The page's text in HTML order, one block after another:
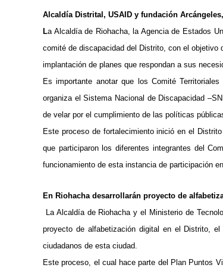
Alcaldía Distrital, USAID y fundación
La Alcaldía de Riohacha, la Agencia de Estados
comité de discapacidad del Distrito, con el objetivo
implantación de planes que respondan a sus
Es importante anotar que los Comité
organiza el Sistema Nacional de Discapacidad
de velar por el cumplimiento de las políticas
Este proceso de fortalecimiento inició en el
que participaron los diferentes integrantes del
funcionamiento de esta instancia de participación
En Riohacha desarrollarán proyecto de
La Alcaldía de Riohacha y el Ministerio de
proyecto de alfabetización digital en el Distrito,
ciudadanos de esta ciudad.
Este proceso, el cual hace parte del Plan Puntos